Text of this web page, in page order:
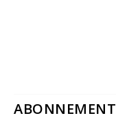
ABONNEMENT